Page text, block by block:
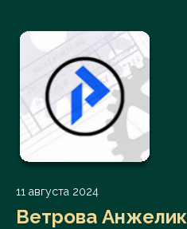
11 августа 2024
Ветрова